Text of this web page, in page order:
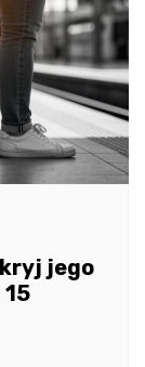
jego